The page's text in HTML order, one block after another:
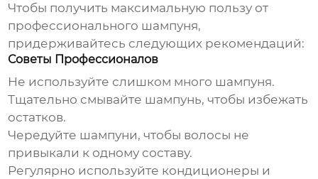
Чтобы получить максимальную пользу от
профессионального шампуня,
придерживайтесь следующих рекомендаций:
Советы Профессионалов
Не используйте слишком много шампуня.
Тщательно смывайте шампунь, чтобы избежать
остатков.
Чередуйте шампуни, чтобы волосы не
привыкали к одному составу.
Регулярно используйте кондиционеры и